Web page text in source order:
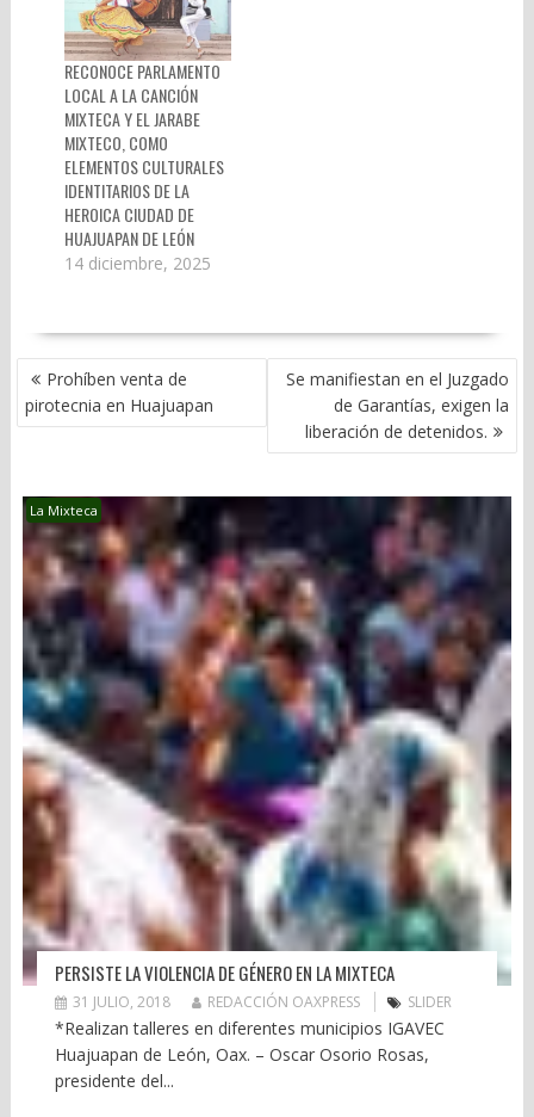
RECONOCE PARLAMENTO
LOCAL A LA CANCIÓN
MIXTECA Y EL JARABE
MIXTECO, COMO
ELEMENTOS CULTURALES
IDENTITARIOS DE LA
HEROICA CIUDAD DE
HUAJUAPAN DE LEÓN
14 diciembre, 2025
NAVEGACIÓN
DE
ENTRADAS
Prohíben venta de
pirotecnia en Huajuapan
Se manifiestan en el Juzgado
de Garantías, exigen la
liberación de detenidos.
La Mixteca
PERSISTE LA VIOLENCIA DE GÉNERO EN LA MIXTECA
31 JULIO, 2018 REDACCIÓN OAXPRESS SLIDER
*Realizan talleres en diferentes municipios IGAVEC
Huajuapan de León, Oax. – Oscar Osorio Rosas,
presidente del...